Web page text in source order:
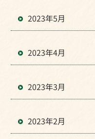
2023年5月
2023年4月
2023年3月
2023年2月